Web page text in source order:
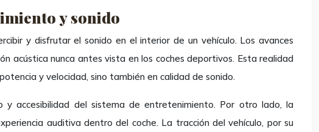
y sonido
y disfrutar el sonido en el interior de un vehículo. Los avances
acústica nunca antes vista en los coches deportivos. Esta realidad
y velocidad, sino también en calidad de sonido.
accesibilidad del sistema de entretenimiento. Por otro lado, la
auditiva dentro del coche. La tracción del vehículo, por su